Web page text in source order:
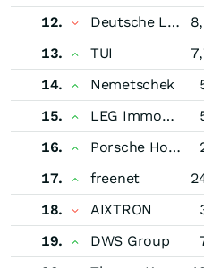
12.
Deutsche Lufthansa
13.
TUI
14.
Nemetschek
15.
LEG Immobilien
16.
Porsche Holding SE
17.
freenet
18.
AIXTRON
19.
DWS Group